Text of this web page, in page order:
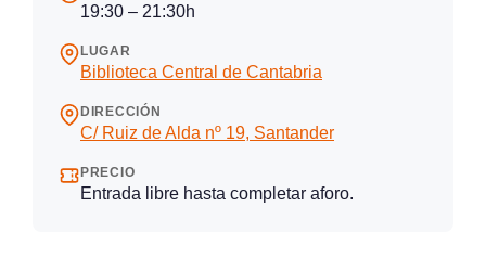
19:30 – 21:30h
LUGAR
Biblioteca Central de Cantabria
DIRECCIÓN
C/ Ruiz de Alda nº 19, Santander
PRECIO
Entrada libre hasta completar aforo.